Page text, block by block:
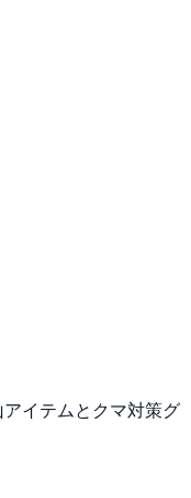
イテムとクマ対策グ